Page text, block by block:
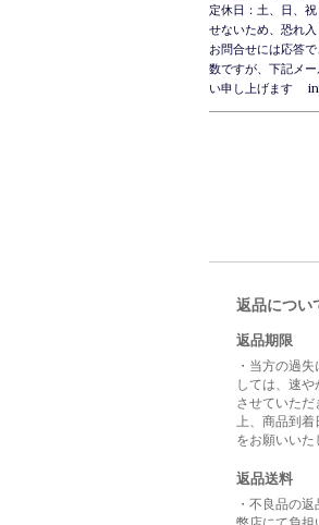
定休日：土、日、
せないため、恐れ
お問合せには応答
数ですが、下記メ
い申し上げます
返品につい
返品期限
・当方の過
しては、速
させていただ
上、商品到
をお願いいた
返品送料
・不良品の